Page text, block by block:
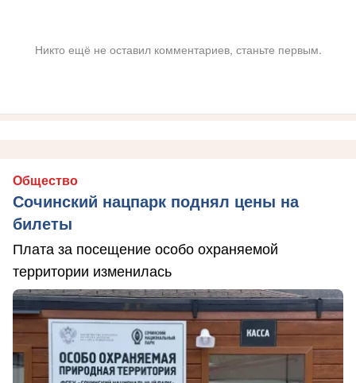
Никто ещё не оставил комментариев, станьте первым.
Общество
Сочинский нацпарк поднял цены на
билеты
Плата за посещение особо охраняемой
территории изменилась